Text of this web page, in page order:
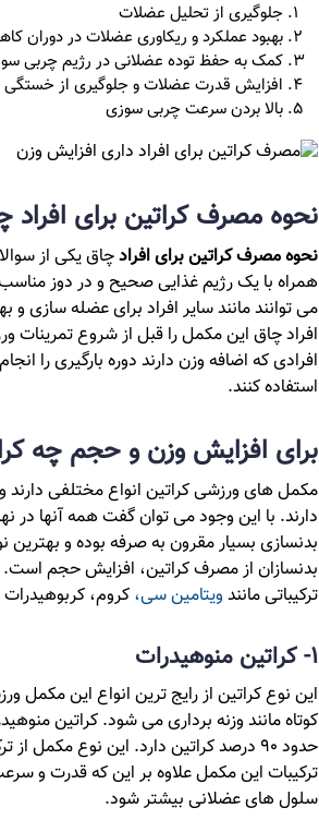
جلوگیری از تحلیل عضلات
بهبود عملکرد و ریکاوری عضلات در دوران
کمک به حفظ توده عضلانی در رژیم چربی
افزایش قدرت عضلات و جلوگیری از خستگی
بالا بردن سرعت چربی سوزی
نحوه مصرف کراتین برای
نحوه مصرف کراتین برای افرادچاق یکی از
همراه با یک رژیم غذایی صحیح و در دوز
می توانند مانند سایر افراد برای عضله سازی
افراد چاق این مکمل را قبل از شروع
استفاده کنند.
برای افزایش وزن و حجم چه
مکمل های ورزشی کراتین انواع مختلفی دارند
دارند. با این وجود می توان گفت همه آنها
بدنسازی بسیار مقرون به صرفه بوده و
بدنسازان از مصرف کراتین، افزایش حجم
ترکیباتی مانند ویتامین سی،کروم، کربوهیدرات
1- کراتین منوهیدرات
این نوع کراتین از رایج ترین انواع این
کوتاه مانند وزنه برداری می شود. کراتین
حدود 90 درصد کراتین دارد. این نوع
ترکیبات این مکمل علاوه بر این که قدرت و
سلول های عضلانی بیشتر شود.